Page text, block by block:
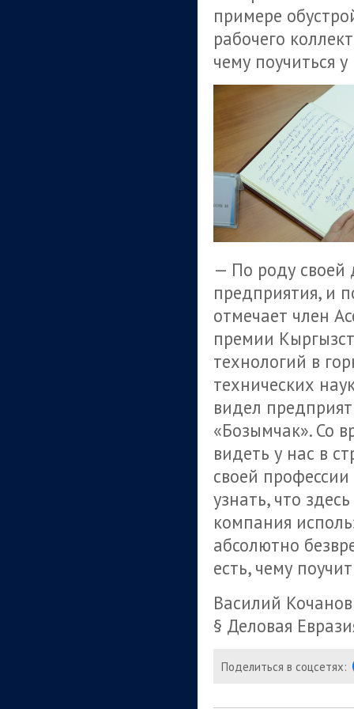
примере
рабочего
чему поучиться
— По роду своей
предприятия, и
отмечает член
премии
технологий в
технических
видел
«Бозымчак». Со
видеть у нас в
своей
узнать, что
компания
абсолютно
есть, чему
Василий Кочанов
§ Деловая
Поделиться в соцсетях: